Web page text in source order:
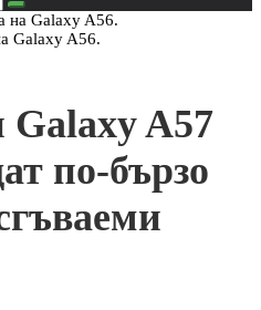
Galaxy A56.
Galaxy A57
по-бързо